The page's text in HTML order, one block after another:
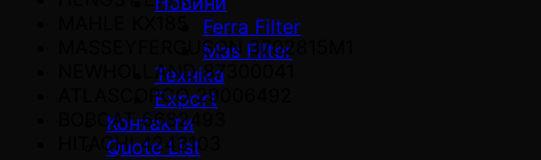
Ferra Filter
Mas Filter
Техніка
Export
Контакти
Quote List
MASSEYFERGUSON 3702815M1
NEWHOLLAND 87300041
ATLASCOPCO 29006492
BOBCAT 6682493
HITACHI 4243103